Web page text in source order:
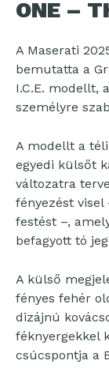
ONE –
A Maserati
bemutatta a
I.C.E. modellt,
személyre
A modellt a
egyedi külsőt
változatra
fényezést
festést –,
befagyott tó
A külső
fényes fehér
dizájnú
féknyergekkel
csúcspontja a